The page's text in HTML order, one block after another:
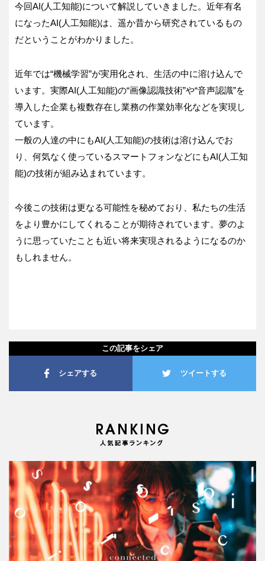
今回AI(人工知能)について解説していきました。近年有名
になったAI(人工知能)は、遥か昔から研究されているもの
だということがわかりました。
近年では“機械学習”が実用化され、生活の中に溶け込んで
います。実際AI(人工知能)の“画像認識技術”や“音声認識”を
導入した企業も複数存在し業務の作業効率化などを実現し
ています。
一般の人達の中にもAI(人工知能)の技術は溶け込んでお
り、何気なく使っているスマートフォンなどにもAI(人工知
能)の技術が組み込まれています。
今後この技術は更なる可能性を秘めており、私たちの生活
をより豊かにしてくれることが期待されています。夢のよ
うに思っていたことも近い将来実現されるようになるのか
もしれません。
この記事をシェア
シェアする ツイートする